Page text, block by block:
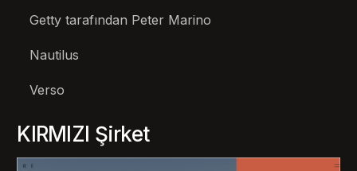
Getty tarafından Peter Marino
Nautilus
Verso
KIRMIZI Şirket